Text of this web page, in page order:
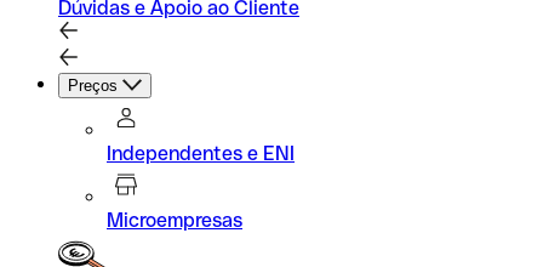
Dúvidas e Apoio ao Cliente
Preços
Independentes e ENI
Microempresas